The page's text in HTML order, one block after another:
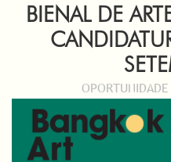
BIENAL DE